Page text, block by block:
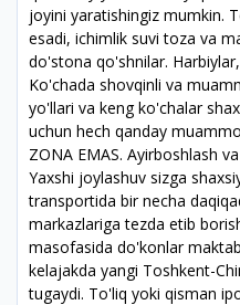
joyini yaratishingiz mumkin.
esadi, ichimlik suvi toza va
do'stona qo'shnilar.
Ko'chada shovqinli va
yo'llari va keng ko'chalar
uchun hech qanday
ZONA EMAS. Ayirboshlash
Yaxshi joylashuv sizga
transportida bir necha
markazlariga tezda etib
masofasida do'konlar
kelajakda yangi Toshkent-
tugaydi. To'liq yoki qisman